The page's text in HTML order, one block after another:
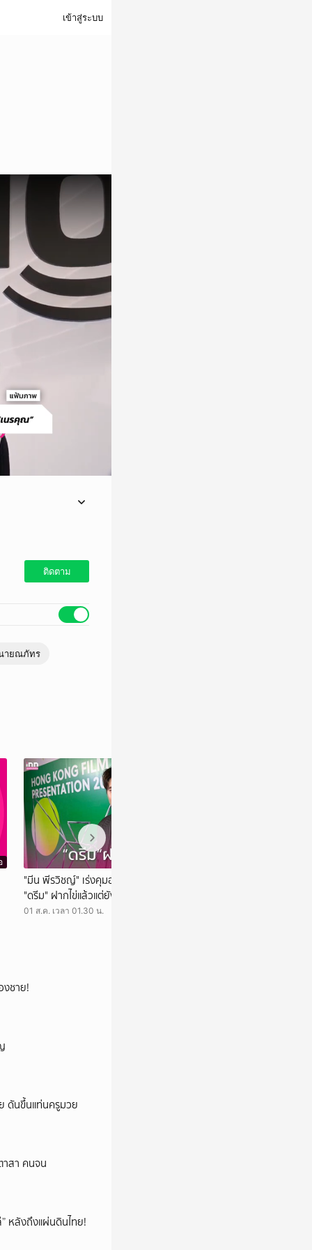
เข้าสู่ระบบ
กของเรา
"ทำไมถึงมีคนกล้า
แม่ของเรา ลูกของ
งที่ไม่ใช่เรื่องของ
ติดตาม
ายณภัทร
"มีน พีรวิชญ์" เร่งคุมอาหาร เหตุไขมันพุ่ง เผย
"ดรีม" ฝากไข่แล้วแต่ยังไม่เร่งแต่ง
01 ส.ค. เวลา 01.30 น.
งชาย!
ดันขึ้นแท่นครูมวย
าสา คนจน
หลังถึงแผ่นดินไทย!